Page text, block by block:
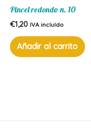
Pincel redondo n. 10
€1,20 IVA incluído
Añadir al carrito